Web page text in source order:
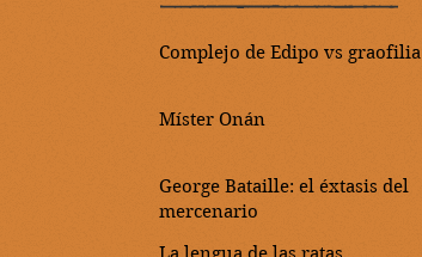
Complejo de Edipo vs graofilia
Míster Onán
George Bataille: el éxtasis del
mercenario